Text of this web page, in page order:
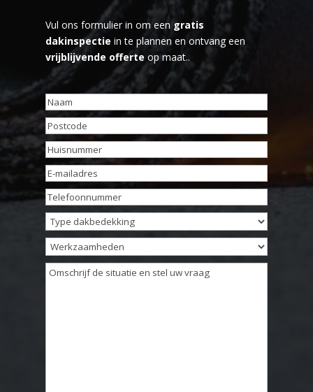
Vul ons formulier in om een gratis
dakinspectie in te plannen en ontvang een
vrijblijvende offerte op maat..
Naam
Postcode
Huisnummer
E-
mailadres(Vereist)
Telefoonnummer
Type
dakbedekking
Werkzaamheden
Omschrijving (Vereist)